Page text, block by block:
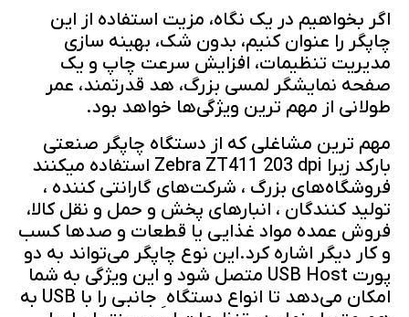
اگر بخواهیم در یک نگاه، مزیت استفاده از این
چاپگر را عنوان کنیم، بدون شک، بهینه سازی
مدیریت تنظیمات، افزایش سرعت چاپ و یک
صفحه نمایشگر لمسی بزرگ، هد قدرتمند، عمر
طولانی از مهم ترین ویژگی‌ها خواهد بود.
مهم ترین مشاغلی که از دستگاه چاپگر صنعتی
بارکد زبرا Zebra ZT411 203 dpi استفاده میکنند
فروشگاه‌های بزرگ ، شرکت‌های گارانتی کننده ،
تولید کنندگان ، انبارهای پخش و حمل و نقل کالا،
فروش عمده مواد غذایی یا قطعات و صدها کسب
و کار دیگر اشاره کرد.این نوع چاپگر می‌تواند به دو
پورت USB Host متصل شود و این ویژگی به شما
امکان می‌دهد تا انواع دستگاه ِ جانبی را با USB به